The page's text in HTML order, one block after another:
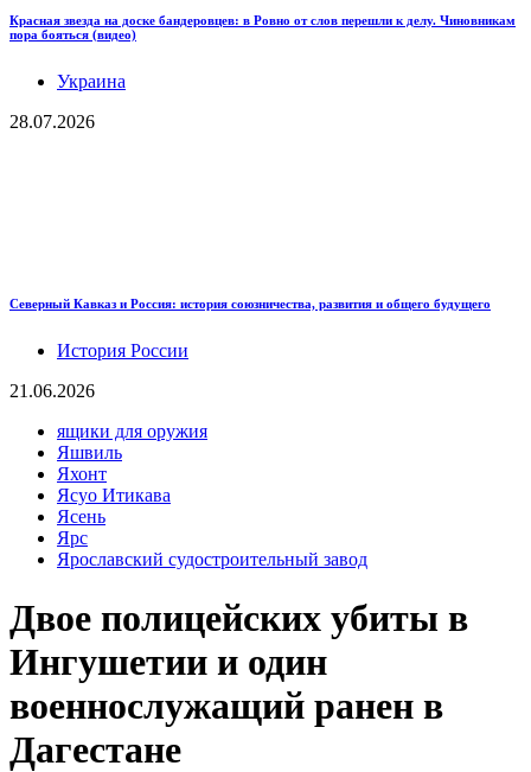
Красная звезда на доске бандеровцев: в Ровно от слов перешли к делу. Чиновникам
пора бояться (видео)
Украина
28.07.2026
Северный Кавказ и Россия: история союзничества, развития и общего будущего
История России
21.06.2026
ящики для оружия
Яшвиль
Яхонт
Ясуо Итикава
Ясень
Ярс
Ярославский судостроительный завод
Двое полицейских убиты в
Ингушетии и один
военнослужащий ранен в
Дагестане